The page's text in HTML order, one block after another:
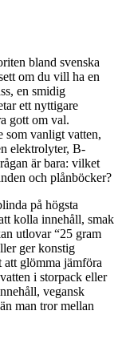
bland svenska
om du vill ha en
en smidig
ett nyttigare
gott om val.
som vanligt vatten,
elektrolyter, B-
är bara: vilket
och plånböcker?
på högsta
kolla innehåll, smak
utlovar “25 gram
ger konstig
att glömma jämföra
i storpack eller
vegansk
man tror mellan